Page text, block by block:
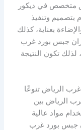
متخصص في ديكور
وتنفيذ
بعناية، كذلك
جبس بورد غرب
تكون النتيجة
الرياض تنوعًا
الرياض بين
مواد عالية
جبس بورد غرب